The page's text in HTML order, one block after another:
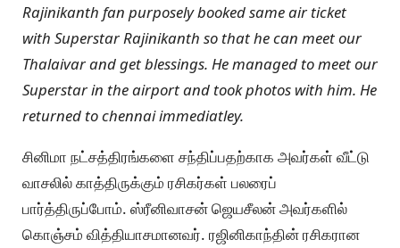
Rajinikanth fan purposely booked same air ticket
with Superstar Rajinikanth so that he can meet our
Thalaivar and get blessings. He managed to meet our
Superstar in the airport and took photos with him. He
returned to chennai immediatley.
சினிமா நட்சத்திரங்களை சந்திப்பதற்காக அவர்கள் வீட்டு
வாசலில் காத்திருக்கும் ரசிகர்கள் பலரைப்
பார்த்திருப்போம். ஸ்ரீனிவாசன் ஜெயசீலன் அவர்களில்
கொஞ்சம் வித்தியாசமானவர். ரஜினிகாந்தின் ரசிகரான